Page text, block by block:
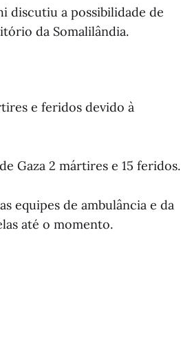
discutiu a possibilidade de
da Somalilândia.
e feridos devido à
Gaza 2 mártires e 15 feridos.
equipes de ambulância e da
até o momento.